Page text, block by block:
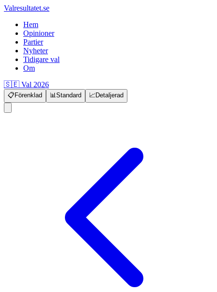
Valresultatet.se
Hem
Opinioner
Partier
Nyheter
Tidigare val
Om
🇸🇪 Val 2026
📋 Förenklad 📊Standard 📈Detaljerad